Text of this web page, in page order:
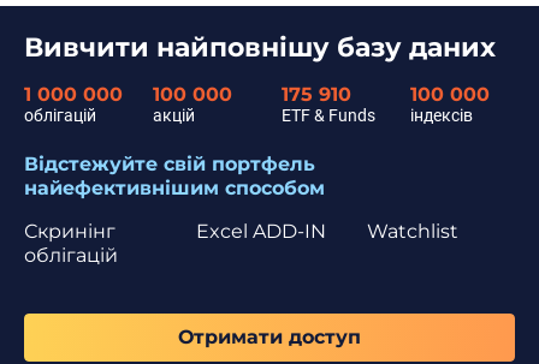
Вивчити найповнішу базу даних
1 000 000
облігацій
100 000
акцій
175 910
ETF & Funds
100 000
індексів
Відстежуйте свій портфель
найефективнішим способом
Скринінг
облігацій
Watchlist
Excel ADD-IN
Отримати доступ